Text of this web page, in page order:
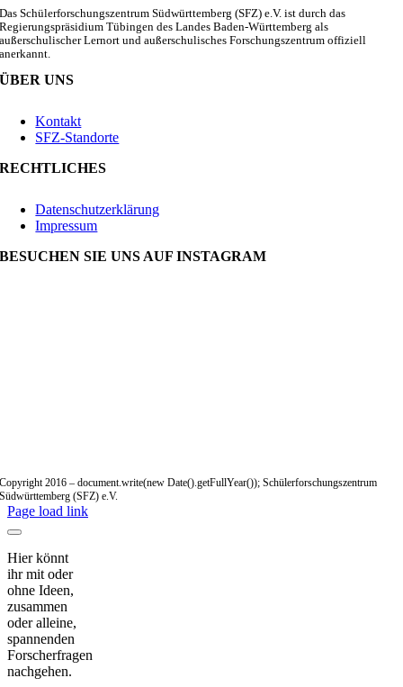
Das Schülerforschungszentrum Südwürttemberg (SFZ) e.V. ist durch das
Regierungspräsidium Tübingen des Landes Baden-Württemberg als
außerschulischer Lernort und außerschulisches Forschungszentrum offiziell
anerkannt.
ÜBER UNS
Kontakt
SFZ-Standorte
RECHTLICHES
Datenschutzerklärung
Impressum
BESUCHEN SIE UNS AUF INSTAGRAM
Copyright 2016 – document.write(new Date().getFullYear()); Schülerforschungszentrum
Südwürttemberg (SFZ) e.V.
Page load link
Hier könnt
ihr mit oder
ohne Ideen,
zusammen
oder alleine,
spannenden
Forscherfragen
nachgehen.